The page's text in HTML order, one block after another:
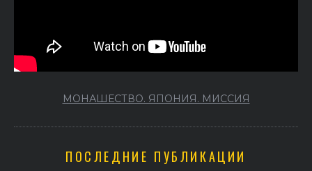
МОНАШЕСТВО. ЯПОНИЯ. МИССИЯ
ПОСЛЕДНИЕ ПУБЛИКАЦИИ